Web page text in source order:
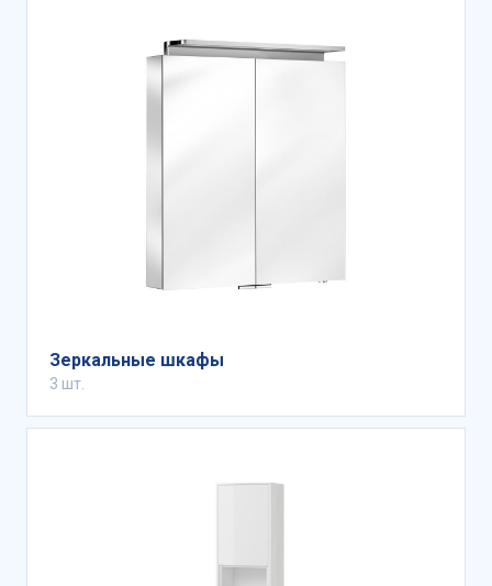
разработкой дизайна;
9 коллекций с размерным рядом раковин
50-120 см;
товаров российского бренда. При правильном
Зеркальные шкафы
3 шт.